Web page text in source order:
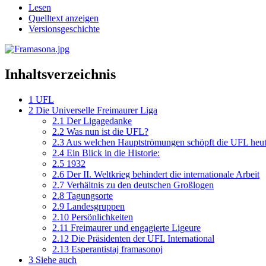
Lesen
Quelltext anzeigen
Versionsgeschichte
Inhaltsverzeichnis
1 UFL
2 Die Universelle Freimaurer Liga
2.1 Der Ligagedanke
2.2 Was nun ist die UFL?
2.3 Aus welchen Hauptströmungen schöpft die UFL
2.4 Ein Blick in die Historie:
2.5 1932
2.6 Der II. Weltkrieg behindert die internationale Arbeit
2.7 Verhältnis zu den deutschen Großlogen
2.8 Tagungsorte
2.9 Landesgruppen
2.10 Persönlichkeiten
2.11 Freimaurer und engagierte Ligeure
2.12 Die Präsidenten der UFL International
2.13 Esperantistaj framasonoj
3 Siehe auch